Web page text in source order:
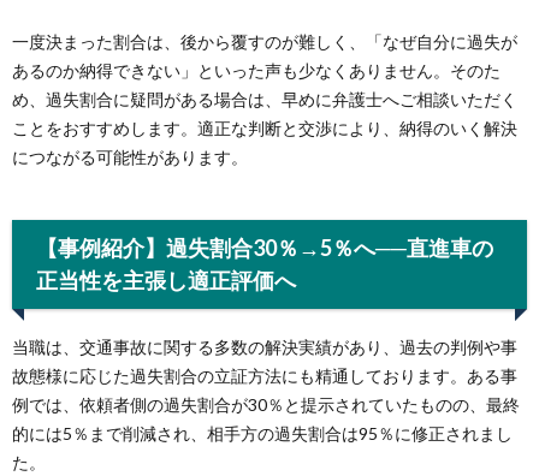
一度決まった割合は、後から覆すのが難しく、「なぜ自分に過失が
あるのか納得できない」といった声も少なくありません。そのた
め、過失割合に疑問がある場合は、早めに弁護士へご相談いただく
ことをおすすめします。適正な判断と交渉により、納得のいく解決
につながる可能性があります。
【事例紹介】過失割合30％→5％へ──直進車の
正当性を主張し適正評価へ
当職は、交通事故に関する多数の解決実績があり、過去の判例や事
故態様に応じた過失割合の立証方法にも精通しております。ある事
例では、依頼者側の過失割合が30％と提示されていたものの、最終
的には5％まで削減され、相手方の過失割合は95％に修正されまし
た。